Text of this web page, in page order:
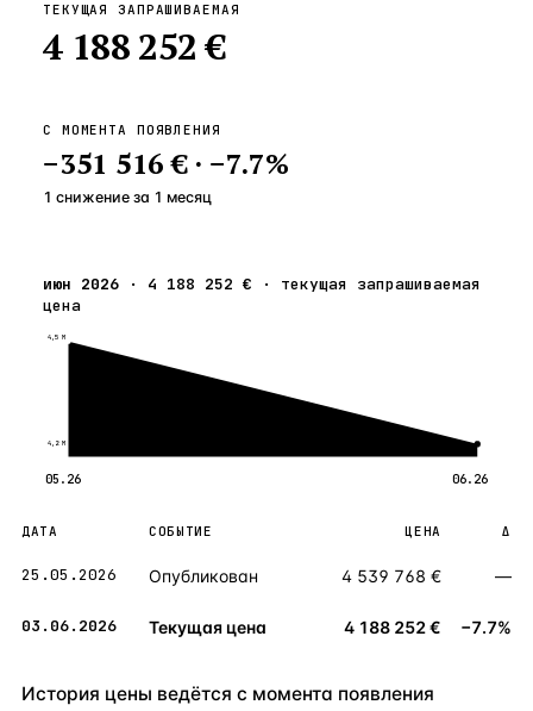
ТЕКУЩАЯ ЗАПРАШИВАЕМАЯ
4 188 252 €
С МОМЕНТА ПОЯВЛЕНИЯ
−351 516 €· −7.7%
1 снижение за 1 месяц
июн 2026 · 4 188 252 € · текущая запрашиваемая
цена
4,5 М
4,2 М
05.26 06.26
ДАТА СОБЫТИЕ ЦЕНА Δ
25.05.2026 Опубликован 4 539 768 € —
03.06.2026 Текущая цена 4 188 252 € −7.7%
История цены ведётся с момента появления